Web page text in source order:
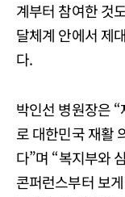
계부터 참여한 것
달체계 안에서 제
다.
박인선 병원장은
로 대한민국 재활
다”며 “복지부와
콘퍼런스부터 보